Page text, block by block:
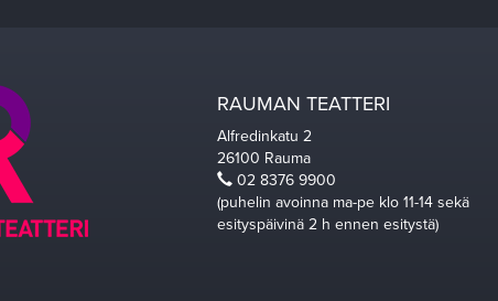
RAUMAN TEATTERI
Alfredinkatu 2
26100 Rauma
02 8376 9900
(puhelin avoinna ma-pe klo 11-14 sekä
esityspäivinä 2 h ennen esitystä)